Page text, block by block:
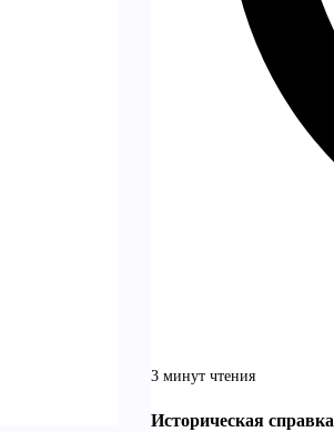
3 минут чтения
Историческая справка